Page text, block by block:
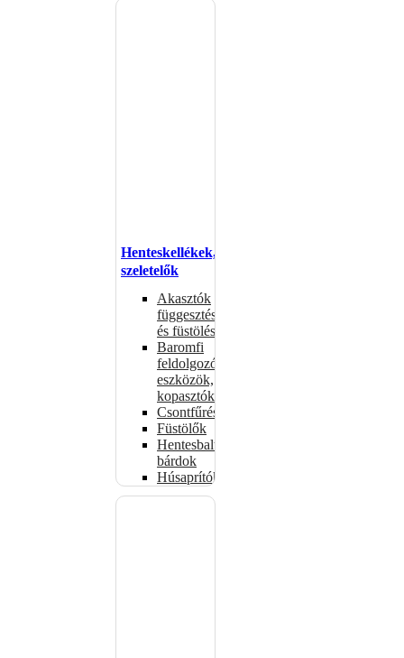
Henteskellékek,
szeletelők
Akasztók
függesztéshez
és füstöléshez
Baromfi
feldolgozó
eszközök,
kopasztók
Csontfűrészek
Füstölők
Hentesbalták,
bárdok
Húsaprítók